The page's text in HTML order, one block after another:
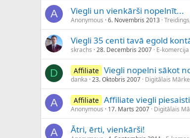
A Viegli un vienkārši nopelnīt...
Anonymous 6. Novembris 2013
Viegli 35 centi tavā egold
skrachs 28. Decembris 2007 E-
D Affiliate Viegli nopelni sākot
danka 23. Oktobris 2007 Digitālais
A Affiliate Affiliate viegli
Anonymous 17. Marts 2007 Digitālais
A Ātri, ērti, vienkārši!